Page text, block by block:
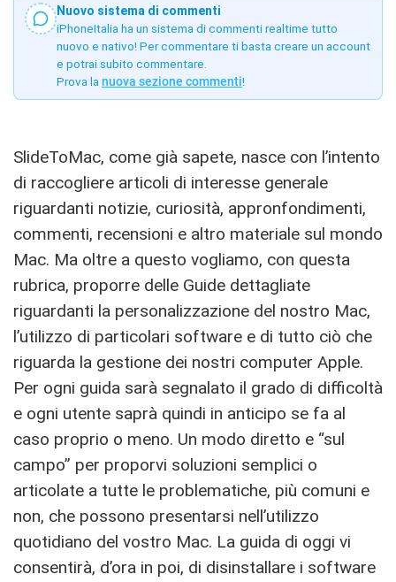
Nuovo sistema di commenti
iPhoneItalia ha un sistema di commenti realtime tutto
nuovo e nativo! Per commentare ti basta creare un account
e potrai subito commentare.
Prova la nuova sezione commenti!
SlideToMac, come già sapete, nasce con l’intento
di raccogliere articoli di interesse generale
riguardanti notizie, curiosità, appronfondimenti,
commenti, recensioni e altro materiale sul mondo
Mac. Ma oltre a questo vogliamo, con questa
rubrica, proporre delle Guide dettagliate
riguardanti la personalizzazione del nostro Mac,
l’utilizzo di particolari software e di tutto ciò che
riguarda la gestione dei nostri computer Apple.
Per ogni guida sarà segnalato il grado di difficoltà
e ogni utente saprà quindi in anticipo se fa al
caso proprio o meno. Un modo diretto e “sul
campo” per proporvi soluzioni semplici o
articolate a tutte le problematiche, più comuni e
non, che possono presentarsi nell’utilizzo
quotidiano del vostro Mac. La guida di oggi vi
consentirà, d’ora in poi, di disinstallare i software